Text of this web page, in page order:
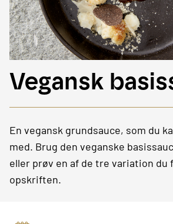
Vegansk
En vegansk grundsauce, som du
med. Brug den veganske
eller prøv en af de tre variation du
opskriften.